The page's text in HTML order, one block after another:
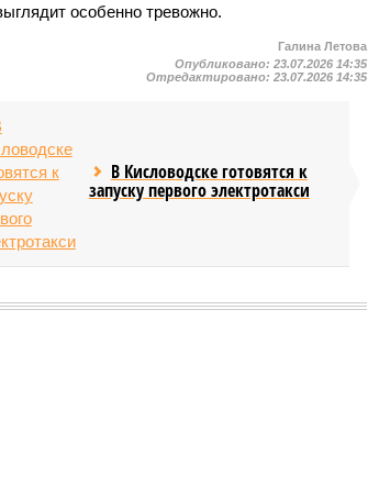
особенно тревожно.
Галина Летова
Опубликовано:23.07.2026 14:35
Отредактировано:23.07.2026 14:35
В Кисловодске готовятся к
запуску первого электротакси